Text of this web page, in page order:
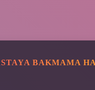
BAKMAMA